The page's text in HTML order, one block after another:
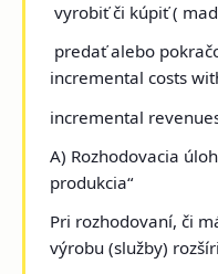
vyrobiť či kúpiť (
predať alebo
incremental costs
incremental
A) Rozhodovacia
produkcia“
Pri rozhodovaní, či
výrobu (služby)